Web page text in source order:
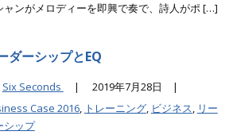
ャンがメロディーを即興で奏で、詩人がポ […]
ダーシップとEQ
Six Seconds |
2019年7月28日 |
Case 2016, トレーニング, ビジネス, リー
シップ